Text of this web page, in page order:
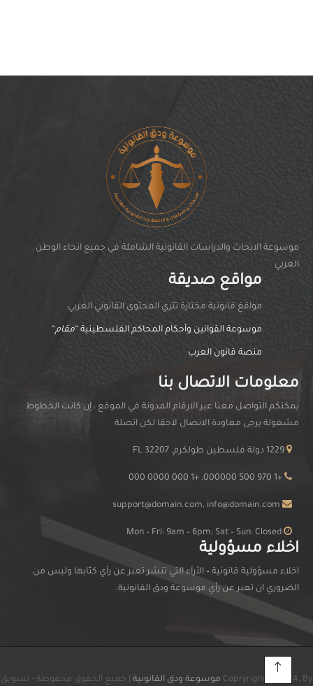
موسوعة الابحاث والدراسات القانونية الشاملة في جميع انحاء الوطن
العربي
مواقع صديقة
مواقغ قانونية مختارة تثري المحتوى القانوني العربي
موسوعة القوانين وأحكام المحاكم الفلسطينية “مقام“
منصة قانون العرب
معلومات الاتصال بنا
يمكنكم التواصل معنا عبر الارقام المدونة في الموقع ، إن كانت الخطوط
مشغولة يرجى معاودة الاتصال لاحقا لكن اتصلة
+1 970 500 000000, +1 000 0000 000
اخلاء مسؤولية
اخلاء مسؤولية قانونية – الأرآء التي تنشر تعبر عن رأي كتّابها وليس من
الضروري ان تعبر عن رأي موسوعة ودق القانونية.
Copryright © 2024, By موسوعة ودق القانونية | جميع الحقوق محفوظة - تسويق